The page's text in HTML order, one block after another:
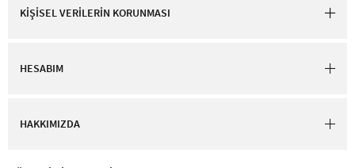
KİŞİSEL VERİLERİN KORUNMASI
HESABIM
HAKKIMIZDA